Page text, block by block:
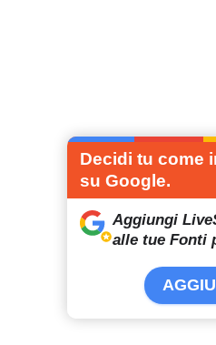
Decidi tu come
su Google.
Aggiungi
alle tue Fonti